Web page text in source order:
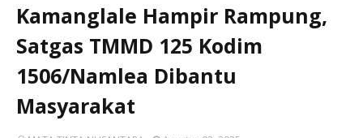
Kamanglale Hampir Rampung,
Satgas TMMD 125 Kodim
1506/Namlea Dibantu
Masyarakat